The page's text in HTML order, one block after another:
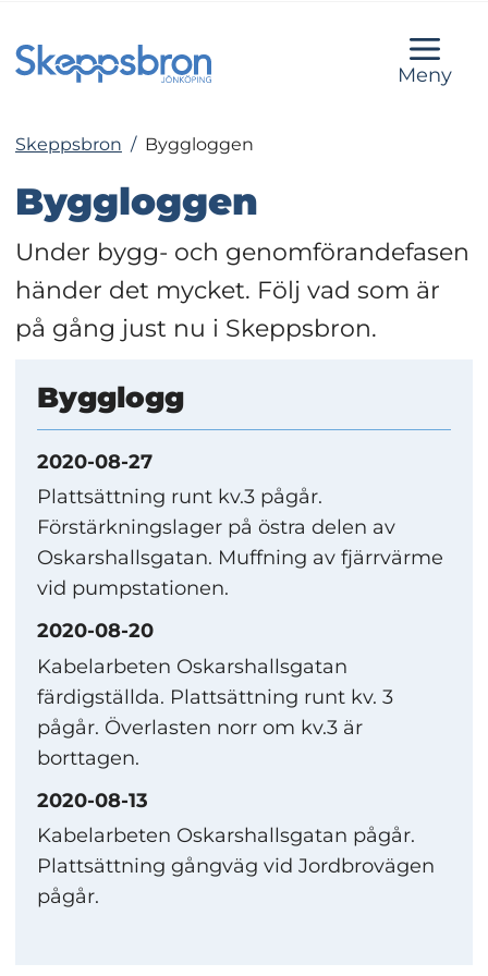
Meny
Skeppsbron / Byggloggen
Byggloggen
Under bygg- och genomförandefasen
händer det mycket. Följ vad som är
på gång just nu i Skeppsbron.
Bygglogg
2020-08-27
Plattsättning runt kv.3 pågår.
Förstärkningslager på östra delen av
Oskarshallsgatan. Muffning av fjärrvärme
vid pumpstationen.
2020-08-20
Kabelarbeten Oskarshallsgatan
färdigställda. Plattsättning runt kv. 3
pågår. Överlasten norr om kv.3 är
borttagen.
2020-08-13
Kabelarbeten Oskarshallsgatan pågår.
Plattsättning gångväg vid Jordbrovägen
pågår.